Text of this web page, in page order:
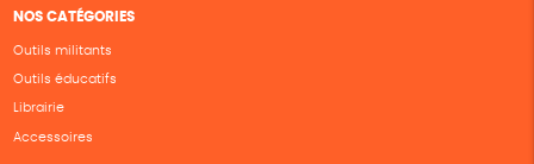
NOS CATÉGORIES
Outils militants
Outils éducatifs
Librairie
Accessoires